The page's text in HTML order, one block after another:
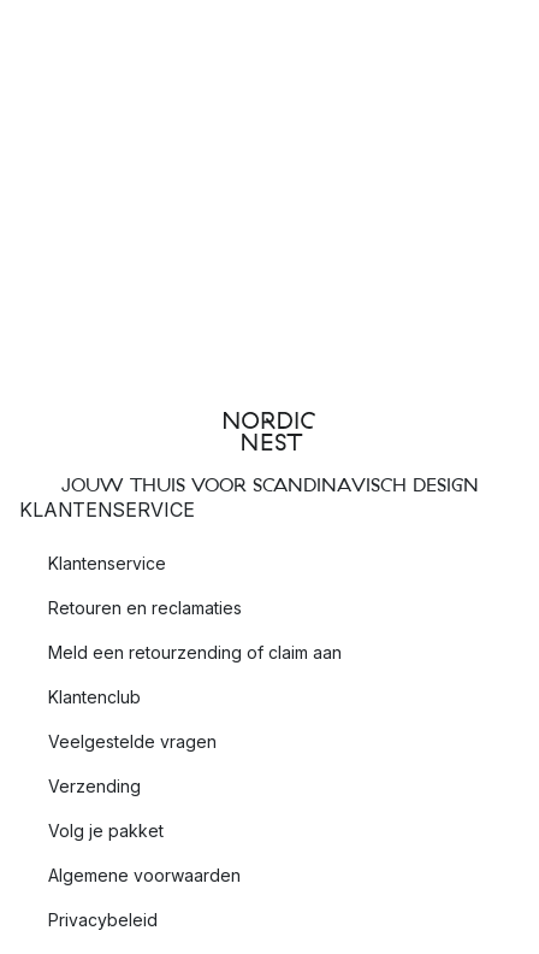
JOUW THUIS VOOR SCANDINAVISCH DESIGN
KLANTENSERVICE
Klantenservice
Retouren en reclamaties
Meld een retourzending of claim aan
Klantenclub
Veelgestelde vragen
Verzending
Volg je pakket
Algemene voorwaarden
Privacybeleid